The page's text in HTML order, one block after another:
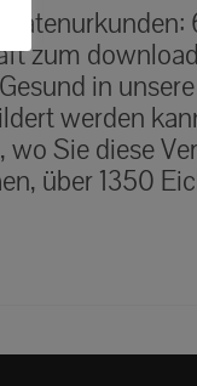
zum
in
werden
Sie diese
über 1350